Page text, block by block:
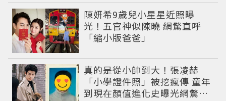
陳妍希9歲兒小星星近照曝
光！五官神似陳曉 網驚直呼
「縮小版爸爸」
真的是從小帥到大！張凌赫
「小學證件照」被挖瘋傳 童年
到現在顏值進化史曝光網驚：